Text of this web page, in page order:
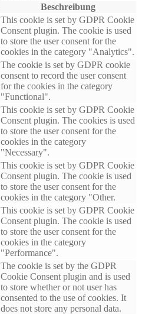
Beschreibung
This cookie is set by GDPR Cookie
Consent plugin. The cookie is used
to store the user consent for the
cookies in the category "Analytics".
The cookie is set by GDPR cookie
consent to record the user consent
for the cookies in the category
"Functional".
This cookie is set by GDPR Cookie
Consent plugin. The cookies is used
to store the user consent for the
cookies in the category
"Necessary".
This cookie is set by GDPR Cookie
Consent plugin. The cookie is used
to store the user consent for the
cookies in the category "Other.
This cookie is set by GDPR Cookie
Consent plugin. The cookie is used
to store the user consent for the
cookies in the category
"Performance".
The cookie is set by the GDPR
Cookie Consent plugin and is used
to store whether or not user has
consented to the use of cookies. It
does not store any personal data.